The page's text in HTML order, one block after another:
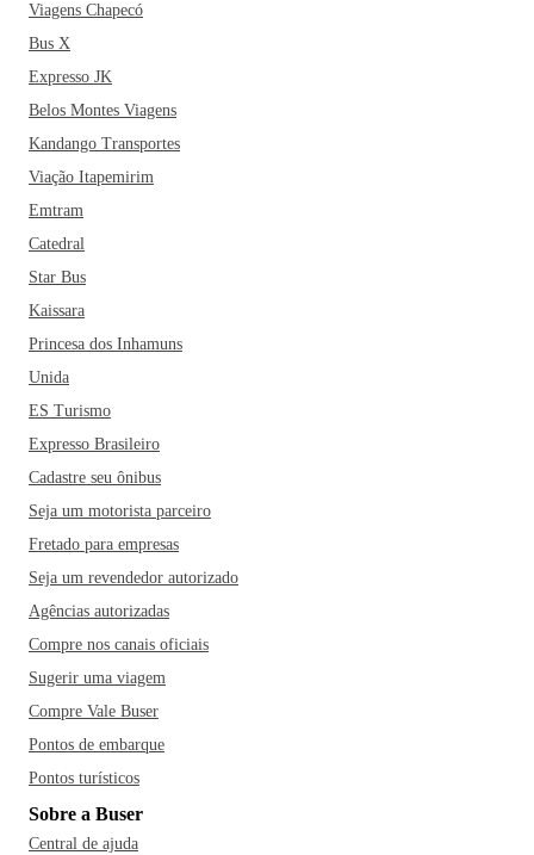
Viagens Chapecó
Bus X
Expresso JK
Belos Montes Viagens
Kandango Transportes
Viação Itapemirim
Emtram
Catedral
Star Bus
Kaissara
Princesa dos Inhamuns
Unida
ES Turismo
Expresso Brasileiro
Cadastre seu ônibus
Seja um motorista parceiro
Fretado para empresas
Seja um revendedor autorizado
Agências autorizadas
Compre nos canais oficiais
Sugerir uma viagem
Compre Vale Buser
Pontos de embarque
Pontos turísticos
Sobre a Buser
Central de ajuda